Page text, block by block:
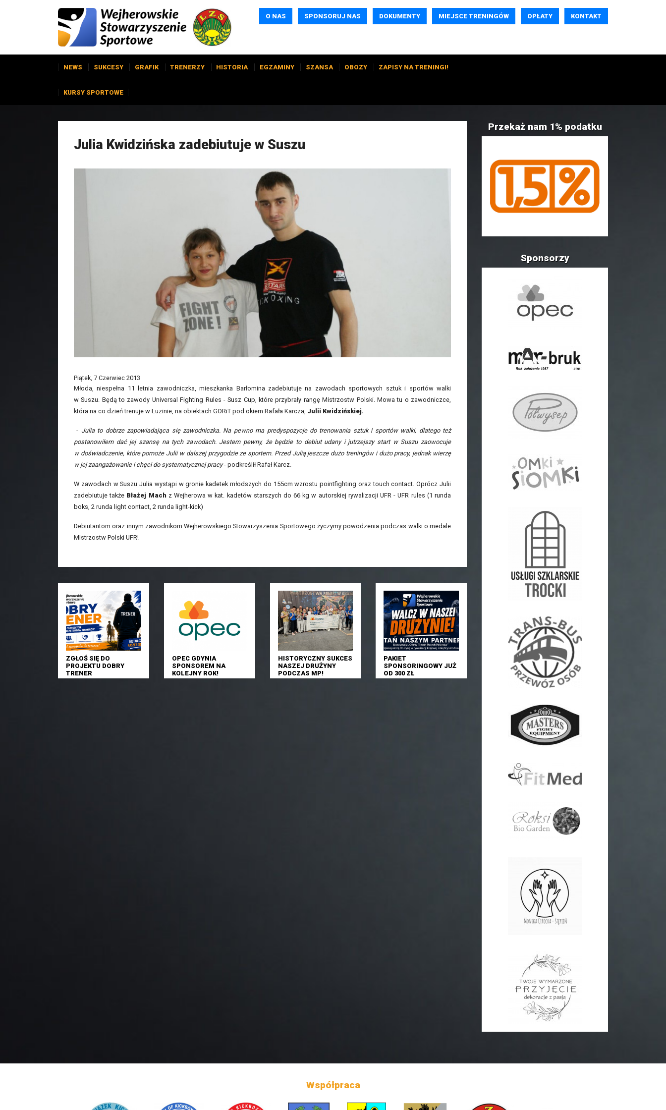
O NAS SPONSORUJ NAS DOKUMENTY MIEJSCE TRENINGÓW OPŁATY KONTAKT
NEWS SUKCESY GRAFIK TRENERZY HISTORIA EGZAMINY SZANSA OBOZY ZAPISY NA TRENINGI!
KURSY SPORTOWE
Julia Kwidzińska zadebiutuje w Suszu
Piątek, 7 Czerwiec 2013
Młoda, niespełna 11 letnia zawodniczka, mieszkanka Barłomina zadebiutuje na zawodach sportowych sztuk i sportów walki
w Suszu. Będą to zawody Universal Fighting Rules - Susz Cup, które przybrały rangę Mistrzostw Polski. Mowa tu o zawodniczce,
która na co dzień trenuje w Luzinie, na obiektach GORiT pod okiem Rafała Karcza, Julii Kwidzińskiej.
- Julia to dobrze zapowiadająca się zawodniczka. Na pewno ma predyspozycje do trenowania sztuk i sportów walki, dlatego też
postanowiłem dać jej szansę na tych zawodach. Jestem pewny, że będzie to debiut udany i jutrzejszy start w Suszu zaowocuje
w doświadczenie, które pomoże Julii w dalszej przygodzie ze sportem. Przed Julią jeszcze dużo treningów i dużo pracy, jednak wierzę
w jej zaangażowanie i chęci do systematycznej pracy- podkreślił Rafał Karcz.
W zawodach w Suszu Julia wystąpi w gronie kadetek młodszych do 155cm wzrostu pointfighting oraz touch contact. Oprócz Julii
zadebiutuje także Błażej Machz Wejherowa w kat. kadetów starszych do 66 kg w autorskiej rywalizacji UFR - UFR rules (1 runda
boks, 2 runda light contact, 2 runda light-kick)
Debiutantom oraz innym zawodnikom Wejherowskiego Stowarzyszenia Sportowego życzymy powodzenia podczas walki o medale
MIstrzostw Polski UFR!
ZGŁOŚ SIĘ DO
PROJEKTU DOBRY
TRENER
OPEC GDYNIA
SPONSOREM NA
KOLEJNY ROK!
HISTORYCZNY SUKCES
NASZEJ DRUŻYNY
PODCZAS MP!
PAKIET
SPONSORINGOWY JUŻ
OD 300 ZŁ
Przekaż nam 1% podatku
Sponsorzy
Współpraca